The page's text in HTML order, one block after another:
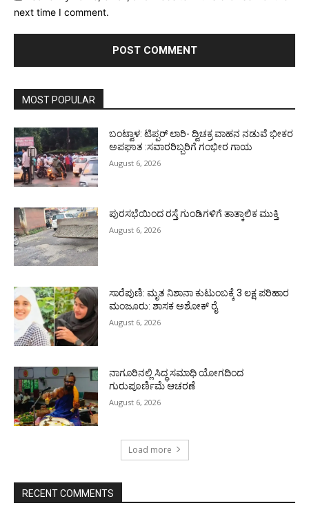
next time I comment.
MOST POPULAR
ಬಂಟ್ವಾಳ: ಟಿಪ್ಪರ್ ಲಾರಿ- ದ್ವಿಚಕ್ರ ವಾಹನ ನಡುವೆ ಭೀಕರ
ಅಪಘಾತ :ಸವಾರರಿಬ್ಬರಿಗೆ ಗಂಭೀರ ಗಾಯ
August 6, 2026
ಪುರಸಭೆಯಿಂದ ರಸ್ತೆ ಗುಂಡಿಗಳಿಗೆ ತಾತ್ಕಾಲಿಕ ಮುಕ್ತಿ
August 6, 2026
ಸಾರೆಪುಣಿ: ಮೃತ ನಿಶಾನಾ ಕುಟುಂಬಕ್ಕೆ 3 ಲಕ್ಷ ಪರಿಹಾರ
ಮಂಜೂರು: ಶಾಸಕ ಅಶೋಕ್ ರೈ
August 6, 2026
ನಾಗೂರಿನಲ್ಲಿ ಸಿದ್ಧ ಸಮಾಧಿ ಯೋಗದಿಂದ
ಗುರುಪೂರ್ಣಿಮೆ ಆಚರಣೆ
August 6, 2026
Load more
RECENT COMMENTS